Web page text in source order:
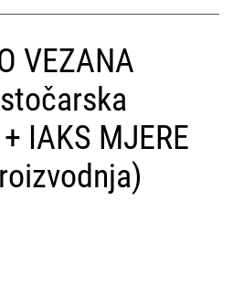
VEZANA
IAKS MJERE